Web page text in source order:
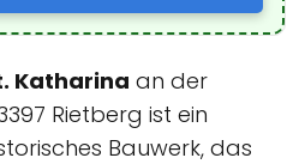
Katharina an der
Rietberg ist ein
Bauwerk, das